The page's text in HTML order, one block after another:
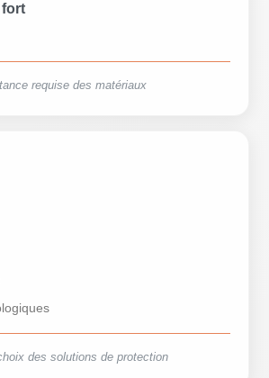
requise des matériaux
des solutions de protection